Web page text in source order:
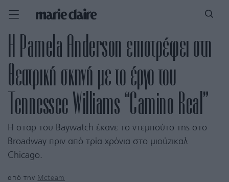
Η Pamela Anderson επιστρέφει στη
θεατρική σκηνή με το έργο του
Tennessee Williams “Camino Real”
Η σταρ του Baywatch έκανε το ντεμπούτο της στο
Broadway πριν από τρία χρόνια στο μιούζικαλ
Chicago.
από την Mcteam